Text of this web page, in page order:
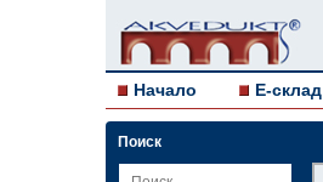
Начало E-склад
Поиск